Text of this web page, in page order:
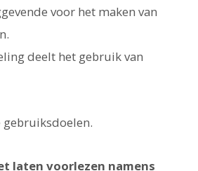
voor het maken van
deelt het gebruik van
laten voorlezen namens